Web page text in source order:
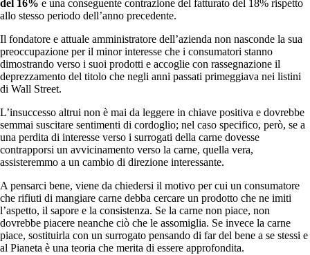
del 16% e una conseguente contrazione del fatturato del 18% rispetto
allo stesso periodo dell’anno precedente.
Il fondatore e attuale amministratore dell’azienda non nasconde la sua
preoccupazione per il minor interesse che i consumatori stanno
dimostrando verso i suoi prodotti e accoglie con rassegnazione il
deprezzamento del titolo che negli anni passati primeggiava nei listini
di Wall Street.
L’insuccesso altrui non è mai da leggere in chiave positiva e dovrebbe
semmai suscitare sentimenti di cordoglio; nel caso specifico, però, se a
una perdita di interesse verso i surrogati della carne dovesse
contrapporsi un avvicinamento verso la carne, quella vera,
assisteremmo a un cambio di direzione interessante.
A pensarci bene, viene da chiedersi il motivo per cui un consumatore
che rifiuti di mangiare carne debba cercare un prodotto che ne imiti
l’aspetto, il sapore e la consistenza. Se la carne non piace, non
dovrebbe piacere neanche ciò che le assomiglia. Se invece la carne
piace, sostituirla con un surrogato pensando di far del bene a se stessi e
al Pianeta è una teoria che merita di essere approfondita.